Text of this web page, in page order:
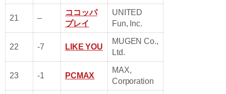
21 –
ココッパ
プレイ
UNITED
Fun, Inc.
22 -7 LIKE YOU
MUGEN Co.,
Ltd.
23 -1 PCMAX
MAX,
Corporation